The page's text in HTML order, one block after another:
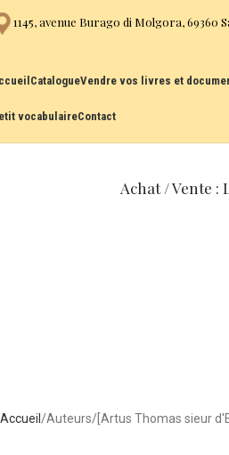
1145, avenue Burago di Molgora, 69360
CatalogueVendre vos livres et
vocabulaireContact
Achat / Vente :
Accueil Auteurs [Artus Thomas sieur